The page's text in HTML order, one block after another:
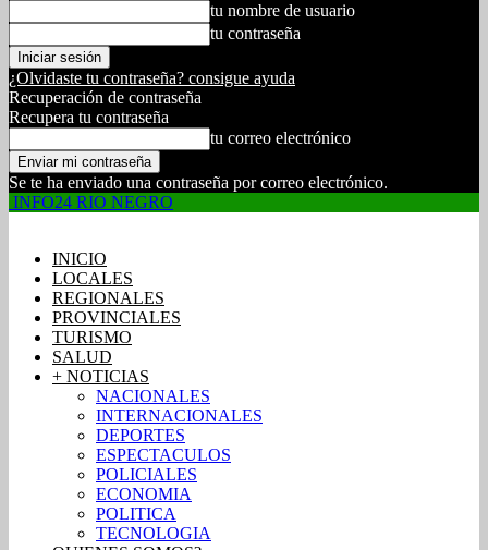
tu nombre de usuario
tu contraseña
¿Olvidaste tu contraseña? consigue ayuda
Recuperación de contraseña
Recupera tu contraseña
tu correo electrónico
Se te ha enviado una contraseña por correo electrónico.
INFO24 RIO NEGRO
INICIO
LOCALES
REGIONALES
PROVINCIALES
TURISMO
SALUD
+ NOTICIAS
NACIONALES
INTERNACIONALES
DEPORTES
ESPECTACULOS
POLICIALES
ECONOMIA
POLITICA
TECNOLOGIA